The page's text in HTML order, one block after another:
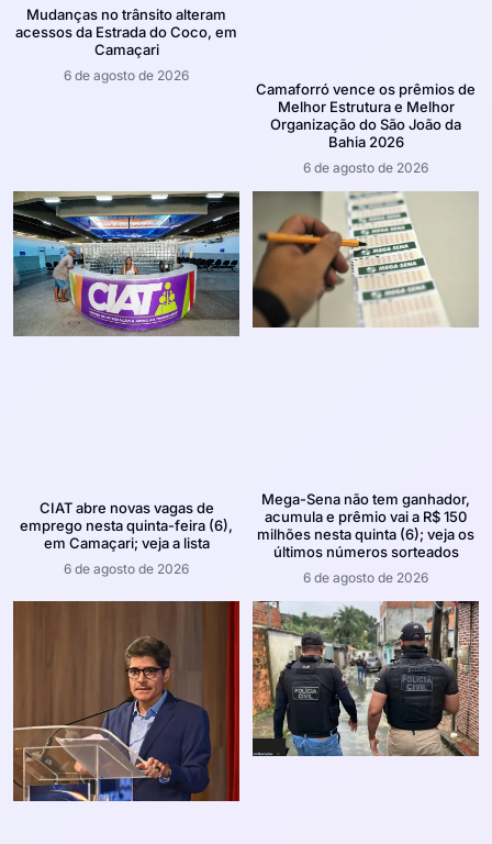
Mudanças no trânsito alteram
acessos da Estrada do Coco, em
Camaçari
6 de agosto de 2026
Camaforró vence os prêmios de
Melhor Estrutura e Melhor
Organização do São João da
Bahia 2026
6 de agosto de 2026
CIAT abre novas vagas de
emprego nesta quinta-feira (6),
em Camaçari; veja a lista
6 de agosto de 2026
Mega-Sena não tem ganhador,
acumula e prêmio vai a R$ 150
milhões nesta quinta (6); veja os
últimos números sorteados
6 de agosto de 2026